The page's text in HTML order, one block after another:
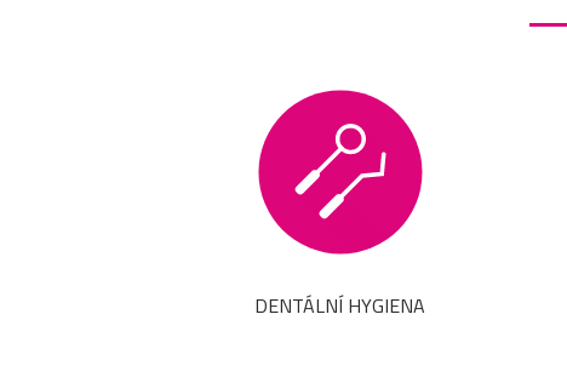
DENTÁLNÍ HYGIENA